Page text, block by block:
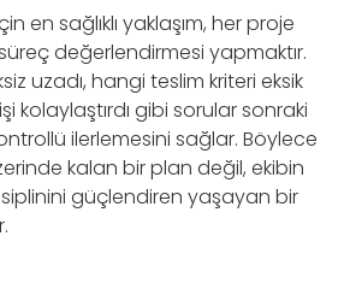
en sağlıklı yaklaşım, her proje
değerlendirmesi yapmaktır.
uzadı, hangi teslim kriteri eksik
kolaylaştırdı gibi sorular sonraki
ilerlemesini sağlar. Böylece
kalan bir plan değil, ekibin
güçlendiren yaşayan bir